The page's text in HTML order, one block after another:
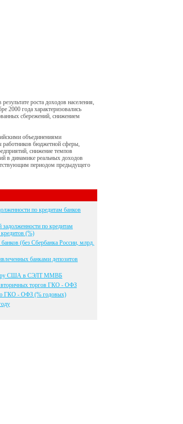
роста доходов населения,
2000 года характеризовались
сбережений, снижением
объединениями
работников бюджетной сферы,
снижение темпов
в динамике реальных доходов
периодом предыдущего
по кредитам банков
по кредитам
(%)
(без Сбербанка России, млрд.
банками депозитов
США в СЭЛТ ММВБ
вторичных торгов ГКО - ОФЗ
ГКО - ОФЗ (% годовых)